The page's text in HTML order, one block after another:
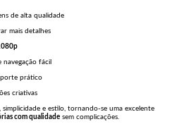
de alta qualidade
mais detalhes
navegação fácil
prático
criativas
simplicidade e estilo, tornando-se uma excelente
com qualidade sem complicações.